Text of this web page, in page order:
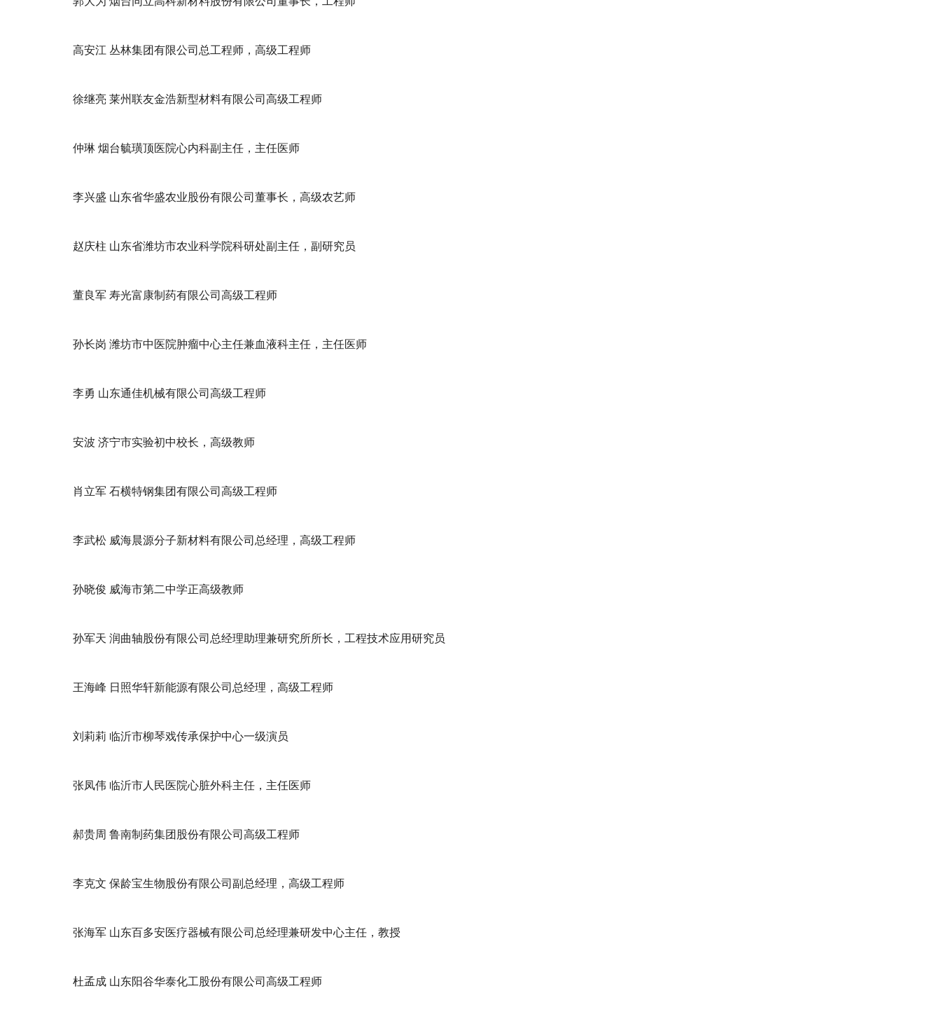
高安江 丛林集团有限公司总工程师，高级工程师
徐继亮 莱州联友金浩新型材料有限公司高级工程师
仲琳 烟台毓璜顶医院心内科副主任，主任医师
李兴盛 山东省华盛农业股份有限公司董事长，高级农艺师
赵庆柱 山东省潍坊市农业科学院科研处副主任，副研究员
董良军 寿光富康制药有限公司高级工程师
孙长岗 潍坊市中医院肿瘤中心主任兼血液科主任，主任医师
李勇 山东通佳机械有限公司高级工程师
安波 济宁市实验初中校长，高级教师
肖立军 石横特钢集团有限公司高级工程师
李武松 威海晨源分子新材料有限公司总经理，高级工程师
孙晓俊 威海市第二中学正高级教师
孙军天 润曲轴股份有限公司总经理助理兼研究所所长，工程技术应用研究员
王海峰 日照华轩新能源有限公司总经理，高级工程师
刘莉莉 临沂市柳琴戏传承保护中心一级演员
张凤伟 临沂市人民医院心脏外科主任，主任医师
郝贵周 鲁南制药集团股份有限公司高级工程师
李克文 保龄宝生物股份有限公司副总经理，高级工程师
张海军 山东百多安医疗器械有限公司总经理兼研发中心主任，教授
杜孟成 山东阳谷华泰化工股份有限公司高级工程师